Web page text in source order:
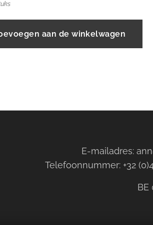
aan de winkelwagen
E-mailadres:
Telefoonnummer: +32
BE